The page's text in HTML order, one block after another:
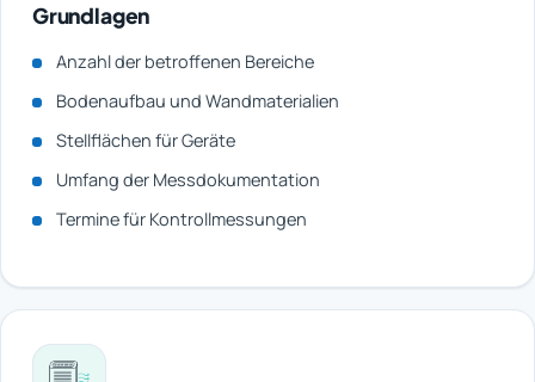
Grundlagen
Anzahl der betroffenen Bereiche
Bodenaufbau und Wandmaterialien
Stellflächen für Geräte
Umfang der Messdokumentation
Termine für Kontrollmessungen